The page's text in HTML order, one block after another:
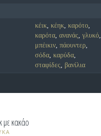
κέικ,κέηκ,καρότο,
καρότα,ανανάς,γλυκό,
μπέικιν,πάουντερ,
σόδα,καρύδα,
σταφίδες, βανίλια
με κακάο